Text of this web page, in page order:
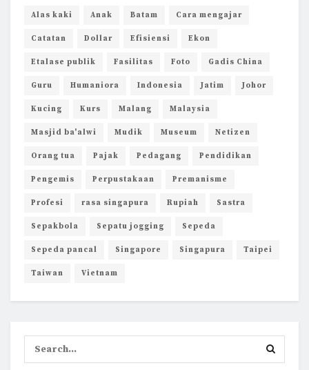
Alas kaki Anak Batam Cara mengajar
Catatan Dollar Efisiensi Ekon
Etalase publik Fasilitas Foto Gadis China
Guru Humaniora Indonesia Jatim Johor
Kucing Kurs Malang Malaysia
Masjid ba'alwi Mudik Museum Netizen
Orang tua Pajak Pedagang Pendidikan
Pengemis Perpustakaan Premanisme
Profesi rasa singapura Rupiah Sastra
Sepakbola Sepatu jogging Sepeda
Sepeda pancal Singapore Singapura Taipei
Taiwan Vietnam